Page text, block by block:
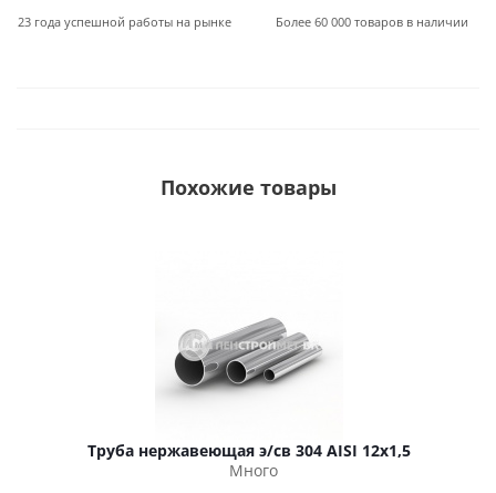
23 года успешной работы на рынке Более 60 000 товаров в наличии
Похожие товары
Труба нержавеющая э/св 304 AISI 12х1,5
Много